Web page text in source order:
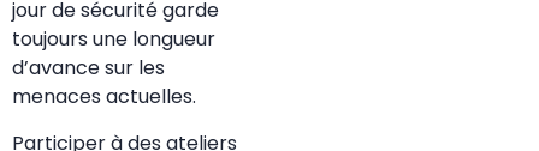
jour de sécurité garde
toujours une longueur
d’avance sur les
menaces actuelles.
Participer à des ateliers